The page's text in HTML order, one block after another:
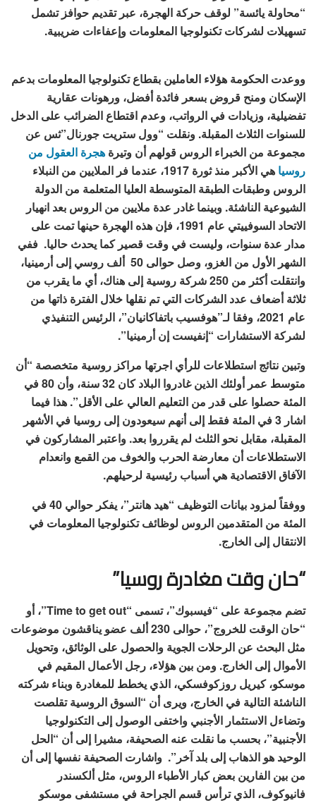
“محاولة يائسة” لوقف حركة الهجرة، عبر تقديم حوافز تشمل
تسهيلات لشركات تكنولوجيا المعلومات وإعفاءات ضريبية.
ووعدت الحكومة هؤلاء العاملين بقطاع تكنولوجيا المعلومات بدعم
الإسكان ومنح قروض بسعر فائدة أفضل، ورهونات عقارية
تفضيلية، وزيادات في الرواتب، وعدم اقتطاع الضرائب على الدخل
للسنوات الثلاث المقبلة. ونقلت “وول ستريت جورنال”ثس عن
مجموعة من الخبراء الروس قولهم أن وتيرة هجرة العقول من
روسيا
هي الأكبر منذ ثورة 1917، عندما فر الملايين من النبلاء
الروس وطبقات الطبقة المتوسطة العليا المتعلمة من الدولة
الشيوعية الناشئة. وبينما غادر عدة ملايين من الروس بعد انهيار
الاتحاد السوفييتي عام 1991، فإن هذه الهجرة حينها تمت على
مدار عدة سنوات، وليست في وقت قصير كما يحدث حاليا. ففي
الشهر الأول من الغزو، وصل حوالى 50 ألف روسي إلى أرمينيا،
وانتقلت أكثر من 250 شركة روسية إلى هناك، أي ما يقرب من
ثلاثة أضعاف عدد الشركات التي تم نقلها خلال الفترة ذاتها من
عام 2021، وفقا لـ”هوفسيب باتفاكانيان”، الرئيس التنفيذي
لشركة الاستشارات “إنفيست إن أرمينيا”.
وتبين نتائج استطلاعات للرأي اجرتها مراكز روسية متخصصة “أن
متوسط عمر أولئك الذين غادروا البلاد كان 32 سنة، وأن 80 في
المئة حصلوا على قدر من التعليم العالي على الأقل”. هذا فيما
اشار 3 في المئة فقط إلى أنهم سيعودون إلى روسيا في الأشهر
المقبلة، مقابل نحو الثلث لم يقرروا بعد. واعتبر المشاركون في
الاستطلاعات أن معارضة الحرب والخوف من القمع وانعدام
الآفاق الاقتصادية هي أسباب رئيسية لرحيلهم.
ووفقاً لمزود بيانات التوظيف “هيد هانتر”، يفكر حوالي 40 في
المئة من المتقدمين الروس لوظائف تكنولوجيا المعلومات في
الانتقال إلى الخارج.
“حان وقت مغادرة روسيا”
تضم مجموعة على “فيسبوك”، تسمى “Time to get out”، أو
“حان الوقت للخروج”، حوالى 230 ألف عضو يناقشون موضوعات
مثل البحث عن الرحلات الجوية والحصول على الوثائق، وتحويل
الأموال إلى الخارج. ومن بين هؤلاء، رجل الأعمال المقيم في
موسكو، كيريل روزكوفسكي، الذي يخطط للمغادرة وبناء شركته
الناشئة التالية في الخارج، ويرى أن “السوق الروسية تقلصت
وتضاءل الاستثمار الأجنبي واختفى الوصول إلى التكنولوجيا
الأجنبية”، بحسب ما نقلت عنه الصحيفة، مشيرا إلى أن “الحل
الوحيد هو الذهاب إلى بلد آخر”. واشارت الصحيفة نفسها إلى أن
من بين الفارين بعض كبار الأطباء الروس، مثل ألكسندر
فانيوكوف، الذي ترأس قسم الجراحة في مستشفى موسكو